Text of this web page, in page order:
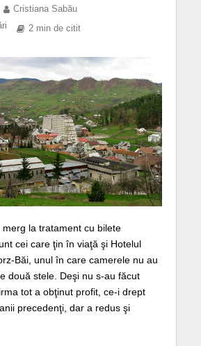
Cristiana Sabău
2 min de citit
merg la tratament cu bilete
cei care ţin în viaţă şi Hotelul
Băi, unul în care camerele nu au
două stele. Deşi nu s-au făcut
tot a obţinut profit, ce-i drept
precedenţi, dar a redus şi